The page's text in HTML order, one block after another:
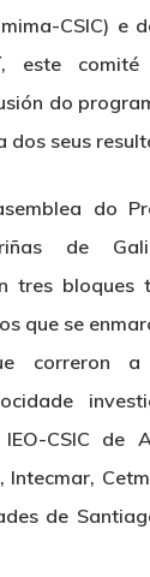
CSIC) e
este comité
do
dos seus
do
de
tres bloques
que se
correron
IEO-CSIC de
Intecmar,
de